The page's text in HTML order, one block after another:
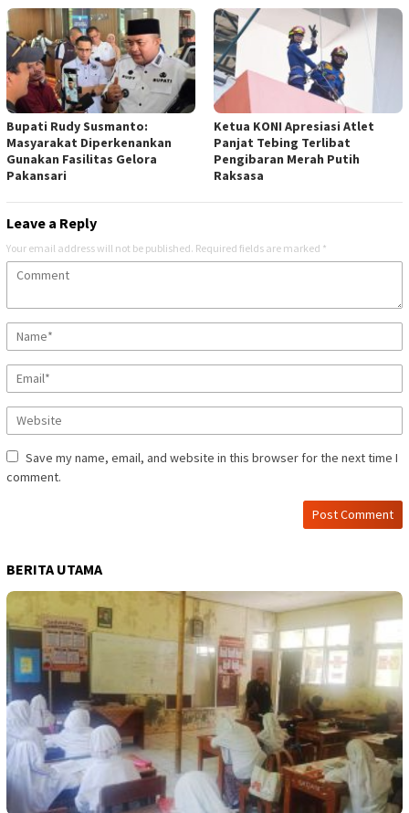
Bupati Rudy Susmanto:
Masyarakat Diperkenankan
Gunakan Fasilitas Gelora
Pakansari
Ketua KONI Apresiasi Atlet
Panjat Tebing Terlibat
Pengibaran Merah Putih
Raksasa
Leave a Reply
Your email address will not be published. Required fields are marked *
Save my name, email, and website in this browser for the next time I
comment.
BERITA UTAMA